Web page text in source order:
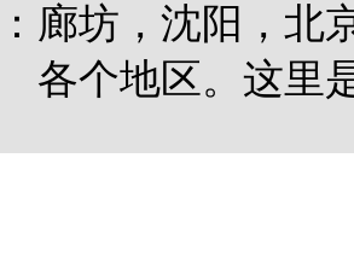
廊坊，沈阳，北
各个地区。这里